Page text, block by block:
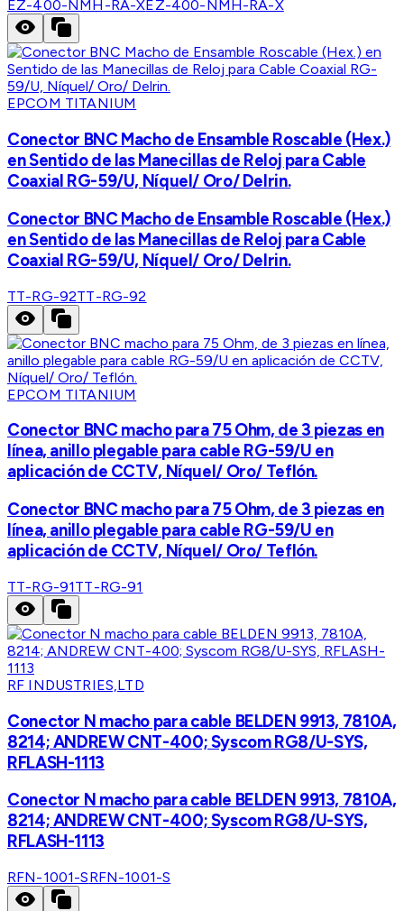
EZ-400-NMH-RA-XEZ-400-NMH-RA-X
EPCOM TITANIUM
Conector BNC Macho de Ensamble Roscable (Hex.)
en Sentido de las Manecillas de Reloj para Cable
Coaxial RG-59/U, Níquel/ Oro/ Delrin.
Conector BNC Macho de Ensamble Roscable (Hex.)
en Sentido de las Manecillas de Reloj para Cable
Coaxial RG-59/U, Níquel/ Oro/ Delrin.
TT-RG-92TT-RG-92
EPCOM TITANIUM
Conector BNC macho para 75 Ohm, de 3 piezas en
línea, anillo plegable para cable RG-59/U en
aplicación de CCTV, Níquel/ Oro/ Teflón.
Conector BNC macho para 75 Ohm, de 3 piezas en
línea, anillo plegable para cable RG-59/U en
aplicación de CCTV, Níquel/ Oro/ Teflón.
TT-RG-91TT-RG-91
RF INDUSTRIES,LTD
Conector N macho para cable BELDEN 9913, 7810A,
8214; ANDREW CNT-400; Syscom RG8/U-SYS,
RFLASH-1113
Conector N macho para cable BELDEN 9913, 7810A,
8214; ANDREW CNT-400; Syscom RG8/U-SYS,
RFLASH-1113
RFN-1001-SRFN-1001-S